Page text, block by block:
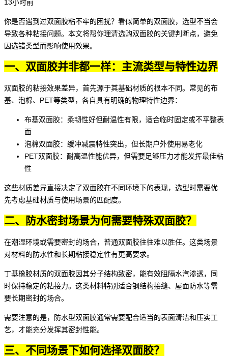
13小时前
你是否遇到过双面胶粘不牢的困扰？看似简单的双面胶，选型不当会
导致各种粘接问题。本文将帮你理清选购双面胶的关键判断点，避免
因选错类型而影响使用效果。
一、双面胶并非都一样：主流类型与特性边界
双面胶的粘接效果差异，首先源于其基础材质的根本不同。常见的布
基、泡棉、PET等类型，各自具有明确的物理特性边界：
布基双面胶：柔韧性好但耐温性有限，适合临时固定或不平整表
面
泡棉双面胶：缓冲减震特性突出，但长期户外使用易老化
PET双面胶：耐高温性能优异，但需要足够压力才能发挥最佳粘
性
这些材质差异直接决定了双面胶在不同环境下的表现，选型时需要优
先考虑基础材质与使用场景的匹配度。
二、防水密封场景为何需要特殊双面胶？
在潮湿环境或需要密封的场合，普通双面胶往往难以胜任。这类场景
对材料的防水性和长期粘接稳定性有更高要求。
丁基橡胶材质的双面胶因其分子结构致密，能有效阻隔水汽渗透，同
时保持稳定的粘接力。这类材料特别适合钢结构接缝、屋面防水等需
要长期密封的场合。
需要注意的是，防水型双面胶通常需要配合适当的表面清洁和压实工
艺，才能充分发挥其密封性能。
三、不同场景下如何选择双面胶？